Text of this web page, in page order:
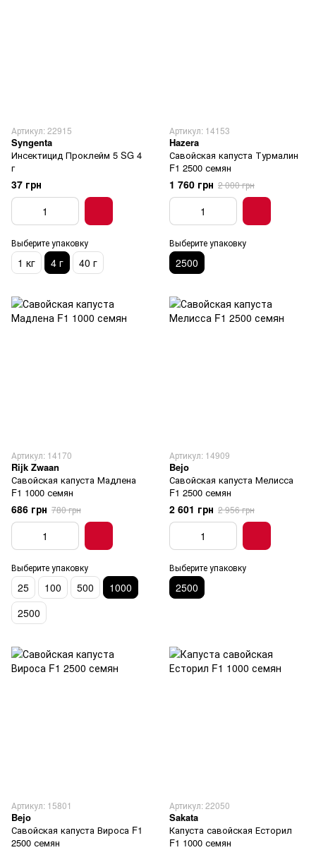
Артикул: 22915
Syngenta
Инсектицид Проклейм 5 SG 4
г
37 грн
Выберите упаковку
1 кг 4 г 40 г
Артикул: 14153
Hazera
Савойская капуста Турмалин
F1 2500 семян
1 760 грн 2 000 грн
Выберите упаковку
2500
Артикул: 14170
Rijk Zwaan
Савойская капуста Мадлена
F1 1000 семян
686 грн 780 грн
Выберите упаковку
25 100 500
1000
2500
Артикул: 14909
Bejo
Савойская капуста Мелисса
F1 2500 семян
2 601 грн 2 956 грн
Выберите упаковку
2500
Артикул: 15801
Bejo
Савойская капуста Вироса F1
2500 семян
Артикул: 22050
Sakata
Капуста савойская Есторил
F1 1000 семян